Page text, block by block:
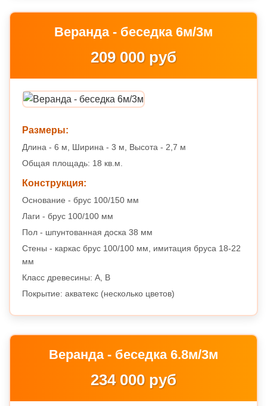
Веранда - беседка 6м/3м
209 000 руб
Размеры:
Длина - 6 м, Ширина - 3 м, Высота - 2,7 м
Общая площадь: 18 кв.м.
Конструкция:
Основание - брус 100/150 мм
Лаги - брус 100/100 мм
Пол - шпунтованная доска 38 мм
Стены - каркас брус 100/100 мм, имитация бруса 18-22
мм
Класс древесины: A, B
Покрытие: акватекс (несколько цветов)
Веранда - беседка 6.8м/3м
234 000 руб